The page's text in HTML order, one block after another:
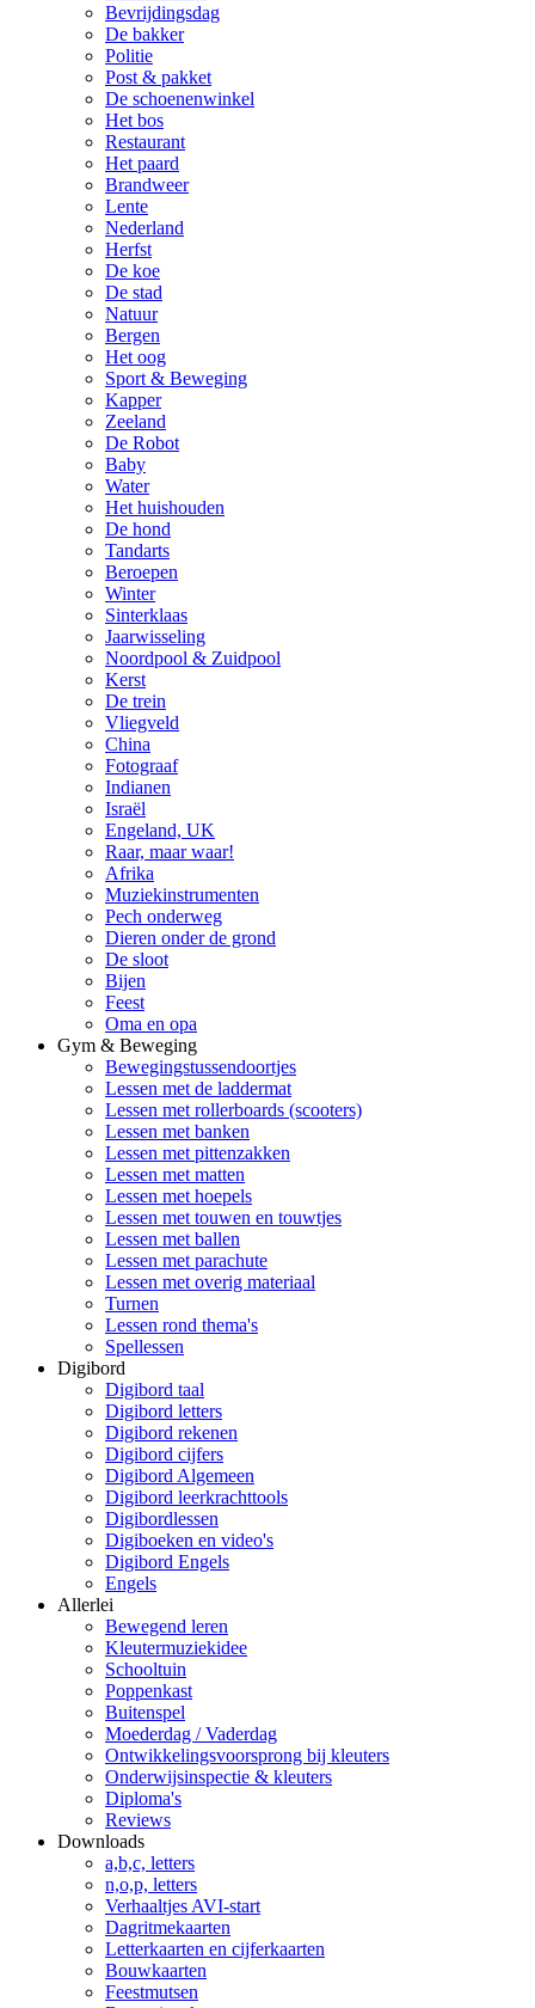
Bevrijdingsdag
De bakker
Politie
Post & pakket
De schoenenwinkel
Het bos
Restaurant
Het paard
Brandweer
Lente
Nederland
Herfst
De koe
De stad
Natuur
Bergen
Het oog
Sport & Beweging
Kapper
Zeeland
De Robot
Baby
Water
Het huishouden
De hond
Tandarts
Beroepen
Winter
Sinterklaas
Jaarwisseling
Noordpool & Zuidpool
Kerst
De trein
Vliegveld
China
Fotograaf
Indianen
Israël
Engeland, UK
Raar, maar waar!
Afrika
Muziekinstrumenten
Pech onderweg
Dieren onder de grond
De sloot
Bijen
Feest
Oma en opa
Gym & Beweging
Bewegingstussendoortjes
Lessen met de laddermat
Lessen met rollerboards (scooters)
Lessen met banken
Lessen met pittenzakken
Lessen met matten
Lessen met hoepels
Lessen met touwen en touwtjes
Lessen met ballen
Lessen met parachute
Lessen met overig materiaal
Turnen
Lessen rond thema's
Spellessen
Digibord
Digibord taal
Digibord letters
Digibord rekenen
Digibord cijfers
Digibord Algemeen
Digibord leerkrachttools
Digibordlessen
Digiboeken en video's
Digibord Engels
Engels
Allerlei
Bewegend leren
Kleutermuziekidee
Schooltuin
Poppenkast
Buitenspel
Moederdag / Vaderdag
Ontwikkelingsvoorsprong bij kleuters
Onderwijsinspectie & kleuters
Diploma's
Reviews
Downloads
a,b,c, letters
n,o,p, letters
Verhaaltjes AVI-start
Dagritmekaarten
Letterkaarten en cijferkaarten
Bouwkaarten
Feestmutsen